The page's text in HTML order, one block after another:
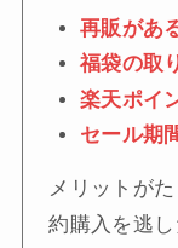
再販があ
福袋の取
楽天ポイ
セール期
メリットが
約購入を逃